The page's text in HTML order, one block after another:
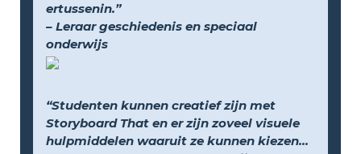
ertussenin.”
– Leraar geschiedenis en speciaal
onderwijs
“Studenten kunnen creatief zijn met
Storyboard That en er zijn zoveel visuele
hulpmiddelen waaruit ze kunnen kiezen...